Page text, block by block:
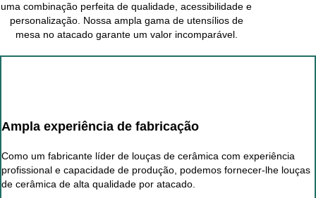
uma combinação perfeita de qualidade, acessibilidade e
personalização. Nossa ampla gama de utensílios de
mesa no atacado garante um valor incomparável.
Ampla experiência de fabricação
Como um fabricante líder de louças de cerâmica com experiência
profissional e capacidade de produção, podemos fornecer-lhe louças
de cerâmica de alta qualidade por atacado.